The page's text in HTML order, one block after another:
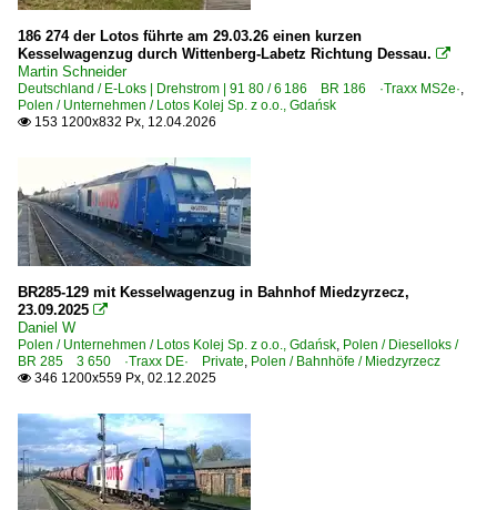
Katowice (Kattowitz)
Miedzyrzecz
Szczecin (Stettin)
Dieselloks
BR 285 3 650 ·Traxx DE· Private
BR M62 3 630 Private 'Gagarin'
BR M62M 3 630 remotorisiert 'Gagarin'
BR SM42 6Da 8 620
BR SM42 6Da 8 621 Private
BR SM42 6Dg 3 620, 5 620 Private
E-Loks
BR 181 3 150 Skoda
186 274 der Lotos führte am 29.03.26 einen kurzen
Kesselwagenzug durch Wittenberg-Labetz Richtung Dessau. 
Martin Schneider
Deutschland / E-Loks | Drehstrom | 91 80 / 6 186 BR 186 ·Traxx MS2e·,
Polen / Unternehmen / Lotos Kolej Sp. z o.o., Gdańsk
 153 1200x832 Px, 12.04.2026
BR285-129 mit Kesselwagenzug in Bahnhof Miedzyrzecz,
23.09.2025 
Daniel W
Polen / Unternehmen / Lotos Kolej Sp. z o.o., Gdańsk, Polen / Dieselloks /
BR 285 3 650 ·Traxx DE· Private, Polen / Bahnhöfe / Miedzyrzecz
 346 1200x559 Px, 02.12.2025